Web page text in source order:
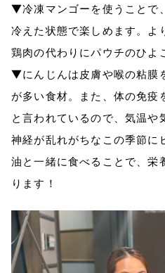
▼冷凍マンゴーを使うことで
冷えた状態で楽しめます。よ
鶏肉の代わりにパウチのひ
▼にんじんは皮膚や喉の粘膜
が多い食材。また、体の免疫
と言われているので、気温や
神経が乱れがちなこの季節に
油と一緒に食べることで、栄
ります！